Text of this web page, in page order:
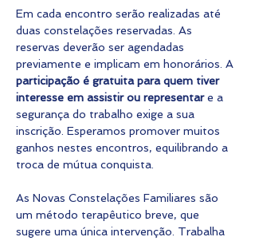
Em cada encontro serão realizadas até
duas constelações reservadas. As
reservas deverão ser agendadas
previamente e implicam em honorários. A
participação é gratuita para quem tiver
interesse em assistir ou representar e a
segurança do trabalho exige a sua
inscrição. Esperamos promover muitos
ganhos nestes encontros, equilibrando a
troca de mútua conquista.
As Novas Constelações Familiares são
um método terapêutico breve, que
sugere uma única intervenção. Trabalha